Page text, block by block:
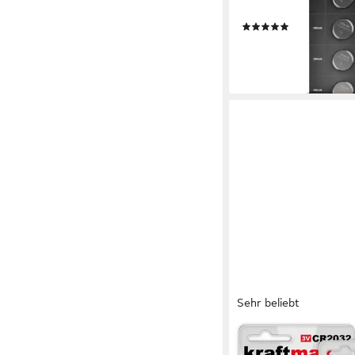
Knopfzelle, (1 St)
lieferbar - in 2-3
Sehr beliebt
KRAFTMAX
10er Pack CR2032